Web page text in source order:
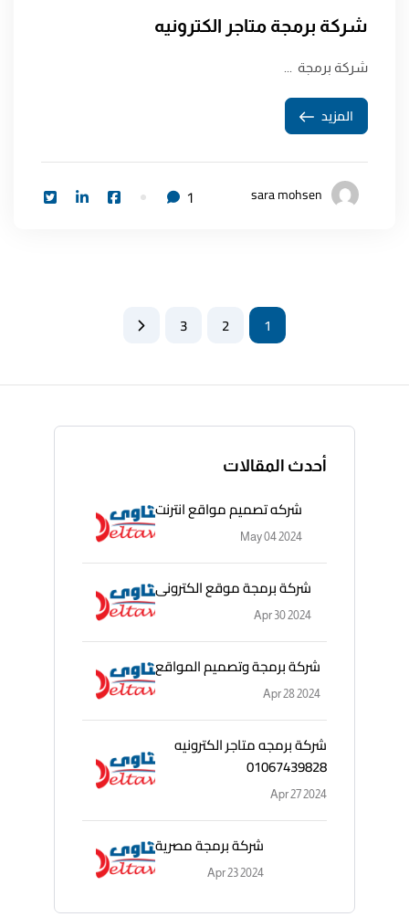
أحدث المقالات
شركه تصميم مواقع انترنت
May 04 2024
شركة برمجة موقع الكترونى
Apr 30 2024
شركة برمجة وتصميم المواقع
Apr 28 2024
شركة برمجه متاجر الكترونيه
01067439828
Apr 27 2024
شركة برمجة مصرية
Apr 23 2024
شركة برمجة متاجر الكترونيه
شركة برمجة ...
المزيد
sara mohsen
1
1
2
3